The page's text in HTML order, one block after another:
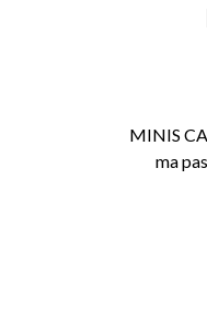
MINIS
ma